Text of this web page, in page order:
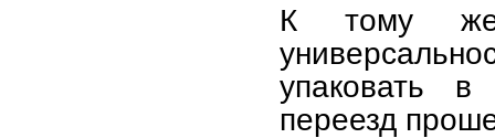
К тому же,
упаковать
переезд